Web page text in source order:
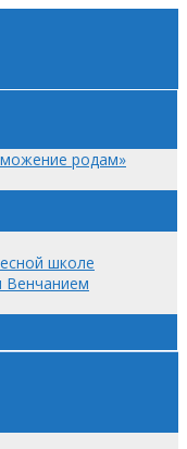
родам»
школе
Венчанием